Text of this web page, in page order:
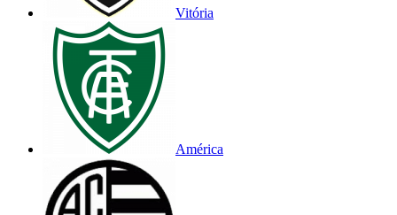
Vitória
América